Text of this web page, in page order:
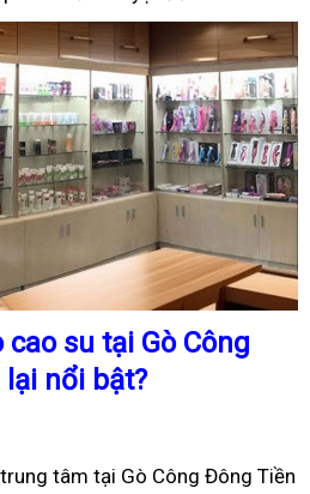
su tại Gò Công
nổi bật?
tâm tại Gò Công Đông Tiền